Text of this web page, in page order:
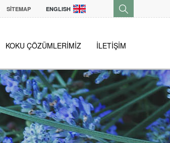
ENGLISH
SİTEMAP
KOKU ÇÖZÜMLERİMİZ İLETİŞİM